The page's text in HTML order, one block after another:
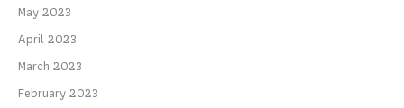
May 2023
April 2023
March 2023
February 2023